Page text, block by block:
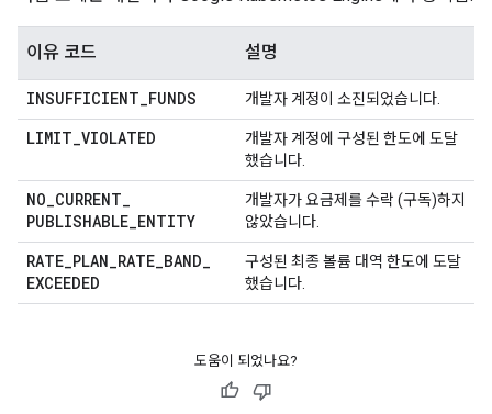
이유 코드 설명
INSUFFICIENT_FUNDS 개발자 계정이 소진되었습니다.
LIMIT_VIOLATED
개발자 계정에 구성된 한도에 도달
했습니다.
NO_CURRENT_
PUBLISHABLE_ENTITY
개발자가 요금제를 수락 (구독)하지
않았습니다.
RATE_PLAN_RATE_BAND_
EXCEEDED
구성된 최종 볼륨 대역 한도에 도달
했습니다.
도움이 되었나요?